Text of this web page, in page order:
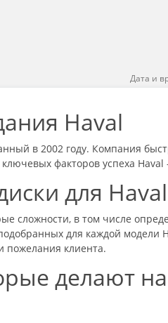
Дата и
Haval
в 2002 году. Компания
факторов успеха
для
сложности, в том числе
для каждой
пожелания клиента.
делают